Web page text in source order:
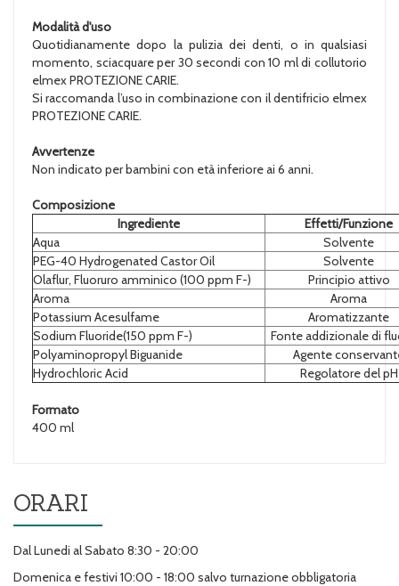
Modalità d'uso
Quotidianamente dopo la pulizia dei denti, o in qualsiasi
momento, sciacquare per 30 secondi con 10 ml di collutorio
elmex PROTEZIONE CARIE.
Si raccomanda l’uso in combinazione con il dentifricio elmex
PROTEZIONE CARIE.
Avvertenze
Non indicato per bambini con età inferiore ai 6 anni.
Composizione
Ingrediente
Effetti/Funzione
Aqua
Solvente
PEG-40 Hydrogenated Castor Oil
Solvente
Olaflur, Fluoruro amminico (100 ppm F-)
Principio attivo
Aroma
Aroma
Potassium Acesulfame
Aromatizzante
Sodium Fluoride(150 ppm F-)
Fonte addizionale di
Polyaminopropyl Biguanide
Agente
Hydrochloric Acid
Regolatore del pH
Formato
400 ml
ORARI
Dal Lunedi al Sabato 8:30 - 20:00
Domenica e festivi 10:00 - 18:00 salvo turnazione obbligatoria